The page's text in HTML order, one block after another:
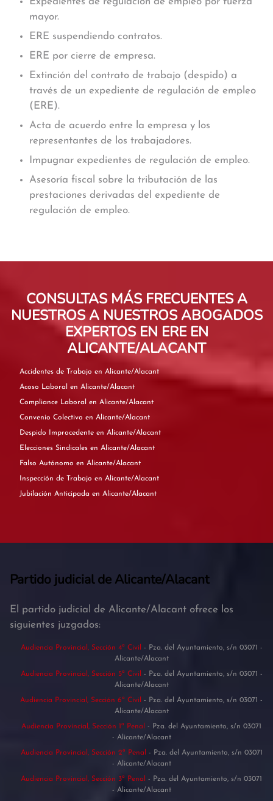
mayor.
ERE suspendiendo contratos.
ERE por cierre de empresa.
Extinción del contrato de trabajo (despido) a
través de un expediente de regulación de empleo
(ERE).
Acta de acuerdo entre la empresa y los
representantes de los trabajadores.
Impugnar expedientes de regulación de empleo.
Asesoría fiscal sobre la tributación de las
prestaciones derivadas del expediente de
regulación de empleo.
CONSULTAS MÁS FRECUENTES A
NUESTROS A NUESTROS ABOGADOS
EXPERTOS EN ERE EN
ALICANTE/ALACANT
Accidentes de Trabajo en Alicante/Alacant
Acoso Laboral en Alicante/Alacant
Compliance Laboral en Alicante/Alacant
Convenio Colectivo en Alicante/Alacant
Despido Improcedente en Alicante/Alacant
Elecciones Sindicales en Alicante/Alacant
Falso Autónomo en Alicante/Alacant
Inspección de Trabajo en Alicante/Alacant
Jubilación Anticipada en Alicante/Alacant
Partido judicial de Alicante/Alacant
El partido judicial de Alicante/Alacant ofrece los
siguientes juzgados:
Audiencia Provincial, Sección 4ª Civil - Pza. del Ayuntamiento, s/n 03071 -
Alicante/Alacant
Audiencia Provincial, Sección 5ª Civil - Pza. del Ayuntamiento, s/n 03071 -
Alicante/Alacant
Audiencia Provincial, Sección 6ª Civil - Pza. del Ayuntamiento, s/n 03071 -
Alicante/Alacant
Audiencia Provincial, Sección 1ª Penal - Pza. del Ayuntamiento, s/n 03071
- Alicante/Alacant
Audiencia Provincial, Sección 2ª Penal - Pza. del Ayuntamiento, s/n 03071
- Alicante/Alacant
Audiencia Provincial, Sección 3ª Penal - Pza. del Ayuntamiento, s/n 03071
- Alicante/Alacant